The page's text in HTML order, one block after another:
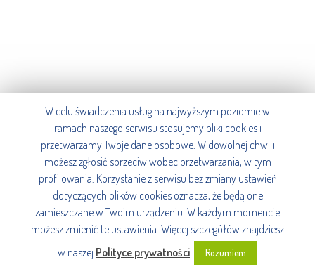
W celu świadczenia usług na najwyższym poziomie w
ramach naszego serwisu stosujemy pliki cookies i
przetwarzamy Twoje dane osobowe. W dowolnej chwili
możesz zgłosić sprzeciw wobec przetwarzania, w tym
profilowania. Korzystanie z serwisu bez zmiany ustawień
dotyczących plików cookies oznacza, że będą one
zamieszczane w Twoim urządzeniu. W każdym momencie
możesz zmienić te ustawienia. Więcej szczegółów znajdziesz
w naszej Polityce prywatności. Rozumiem